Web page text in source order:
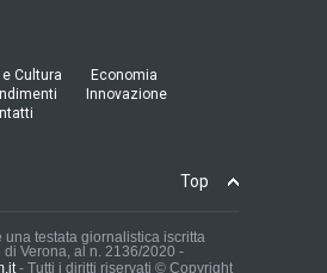
21:25, 04/03/26
Verona Domani, aumenta il
Cultura
Economia
Innovazione
Top
una testata giornalistica iscritta
Verona, al n. 2136/2020 -
- Tutti i diritti riservati © Copyright